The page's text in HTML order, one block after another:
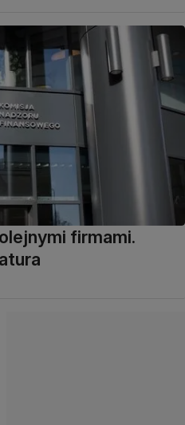
firmami.